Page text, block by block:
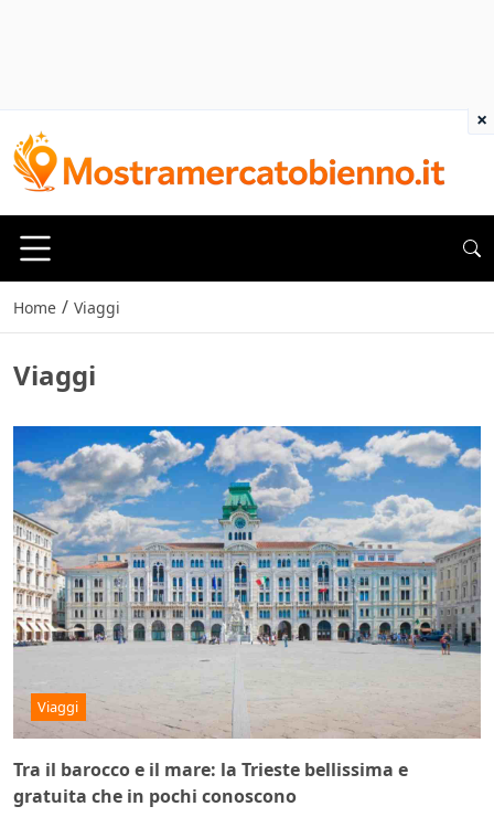
Home / Viaggi
Viaggi
Viaggi
Tra il barocco e il mare: la Trieste bellissima e
gratuita che in pochi conoscono
×